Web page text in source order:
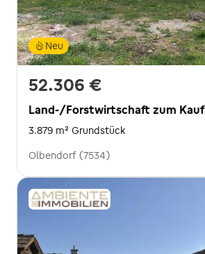
Neu
52.306 €
Land-/Forstwirtschaft zum Kauf
3.879 m² Grundstück
Olbendorf (7534)